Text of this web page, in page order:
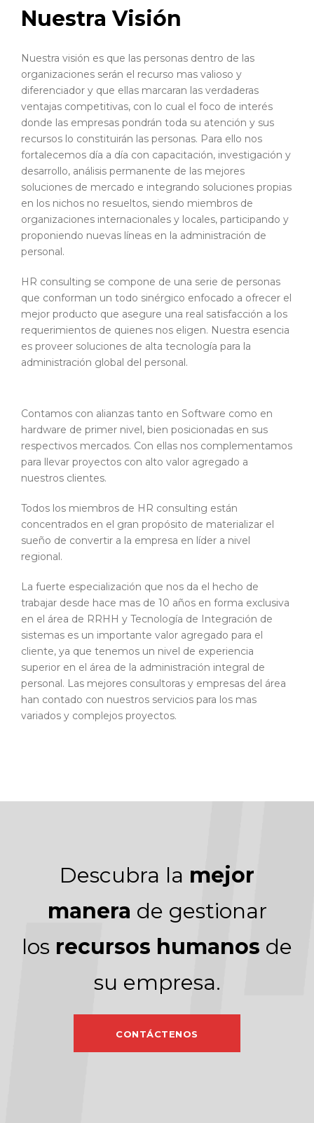
Nuestra Visión
Nuestra visión es que las personas dentro de las
organizaciones serán el recurso mas valioso y
diferenciador y que ellas marcaran las verdaderas
ventajas competitivas, con lo cual el foco de interés
donde las empresas pondrán toda su atención y sus
recursos lo constituirán las personas. Para ello nos
fortalecemos día a día con capacitación, investigación y
desarrollo, análisis permanente de las mejores
soluciones de mercado e integrando soluciones propias
en los nichos no resueltos, siendo miembros de
organizaciones internacionales y locales, participando y
proponiendo nuevas líneas en la administración de
personal.
HR consulting se compone de una serie de personas
que conforman un todo sinérgico enfocado a ofrecer el
mejor producto que asegure una real satisfacción a los
requerimientos de quienes nos eligen. Nuestra esencia
es proveer soluciones de alta tecnología para la
administración global del personal.
Contamos con alianzas tanto en Software como en
hardware de primer nivel, bien posicionadas en sus
respectivos mercados. Con ellas nos complementamos
para llevar proyectos con alto valor agregado a
nuestros clientes.
Todos los miembros de HR consulting están
concentrados en el gran propósito de materializar el
sueño de convertir a la empresa en líder a nivel
regional.
La fuerte especialización que nos da el hecho de
trabajar desde hace mas de 10 años en forma exclusiva
en el área de RRHH y Tecnología de Integración de
sistemas es un importante valor agregado para el
cliente, ya que tenemos un nivel de experiencia
superior en el área de la administración integral de
personal. Las mejores consultoras y empresas del área
han contado con nuestros servicios para los mas
variados y complejos proyectos.
Descubra la mejor
manera de gestionar
los recursos humanos de
su empresa.
CONTÁCTENOS